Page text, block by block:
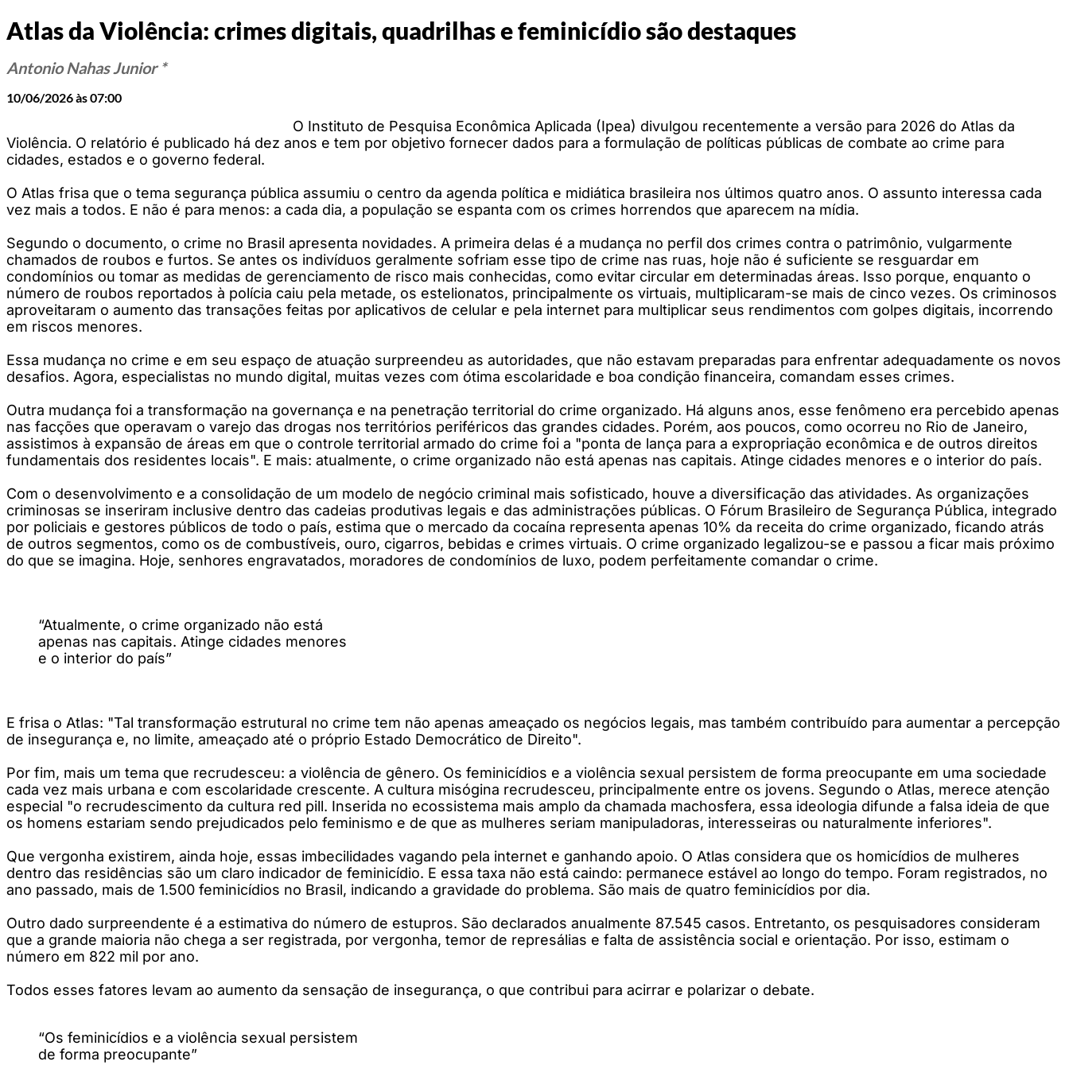
Atlas da Violência: crimes digitais, quadrilhas e feminicídio são destaques
Antonio Nahas Junior *
10/06/2026 às 07:00
O Instituto de Pesquisa Econômica Aplicada (Ipea) divulgou recentemente a versão para 2026 do Atlas da
Violência. O relatório é publicado há dez anos e tem por objetivo fornecer dados para a formulação de políticas públicas de combate ao crime para
cidades, estados e o governo federal.
O Atlas frisa que o tema segurança pública assumiu o centro da agenda política e midiática brasileira nos últimos quatro anos. O assunto interessa cada
vez mais a todos. E não é para menos: a cada dia, a população se espanta com os crimes horrendos que aparecem na mídia.
Segundo o documento, o crime no Brasil apresenta novidades. A primeira delas é a mudança no perfil dos crimes contra o patrimônio, vulgarmente
chamados de roubos e furtos. Se antes os indivíduos geralmente sofriam esse tipo de crime nas ruas, hoje não é suficiente se resguardar em
condomínios ou tomar as medidas de gerenciamento de risco mais conhecidas, como evitar circular em determinadas áreas. Isso porque, enquanto o
número de roubos reportados à polícia caiu pela metade, os estelionatos, principalmente os virtuais, multiplicaram-se mais de cinco vezes. Os criminosos
aproveitaram o aumento das transações feitas por aplicativos de celular e pela internet para multiplicar seus rendimentos com golpes digitais, incorrendo
em riscos menores.
Essa mudança no crime e em seu espaço de atuação surpreendeu as autoridades, que não estavam preparadas para enfrentar adequadamente os novos
desafios. Agora, especialistas no mundo digital, muitas vezes com ótima escolaridade e boa condição financeira, comandam esses crimes.
Outra mudança foi a transformação na governança e na penetração territorial do crime organizado. Há alguns anos, esse fenômeno era percebido apenas
nas facções que operavam o varejo das drogas nos territórios periféricos das grandes cidades. Porém, aos poucos, como ocorreu no Rio de Janeiro,
assistimos à expansão de áreas em que o controle territorial armado do crime foi a "ponta de lança para a expropriação econômica e de outros direitos
fundamentais dos residentes locais". E mais: atualmente, o crime organizado não está apenas nas capitais. Atinge cidades menores e o interior do país.
Com o desenvolvimento e a consolidação de um modelo de negócio criminal mais sofisticado, houve a diversificação das atividades. As organizações
criminosas se inseriram inclusive dentro das cadeias produtivas legais e das administrações públicas. O Fórum Brasileiro de Segurança Pública, integrado
por policiais e gestores públicos de todo o país, estima que o mercado da cocaína representa apenas 10% da receita do crime organizado, ficando atrás
de outros segmentos, como os de combustíveis, ouro, cigarros, bebidas e crimes virtuais. O crime organizado legalizou-se e passou a ficar mais próximo
do que se imagina. Hoje, senhores engravatados, moradores de condomínios de luxo, podem perfeitamente comandar o crime.
“Atualmente, o crime organizado não está
apenas nas capitais. Atinge cidades menores
e o interior do país”
E frisa o Atlas: "Tal transformação estrutural no crime tem não apenas ameaçado os negócios legais, mas também contribuído para aumentar a percepção
de insegurança e, no limite, ameaçado até o próprio Estado Democrático de Direito".
Por fim, mais um tema que recrudesceu: a violência de gênero. Os feminicídios e a violência sexual persistem de forma preocupante em uma sociedade
cada vez mais urbana e com escolaridade crescente. A cultura misógina recrudesceu, principalmente entre os jovens. Segundo o Atlas, merece atenção
especial "o recrudescimento da cultura red pill. Inserida no ecossistema mais amplo da chamada machosfera, essa ideologia difunde a falsa ideia de que
os homens estariam sendo prejudicados pelo feminismo e de que as mulheres seriam manipuladoras, interesseiras ou naturalmente inferiores".
Que vergonha existirem, ainda hoje, essas imbecilidades vagando pela internet e ganhando apoio. O Atlas considera que os homicídios de mulheres
dentro das residências são um claro indicador de feminicídio. E essa taxa não está caindo: permanece estável ao longo do tempo. Foram registrados, no
ano passado, mais de 1.500 feminicídios no Brasil, indicando a gravidade do problema. São mais de quatro feminicídios por dia.
Outro dado surpreendente é a estimativa do número de estupros. São declarados anualmente 87.545 casos. Entretanto, os pesquisadores consideram
que a grande maioria não chega a ser registrada, por vergonha, temor de represálias e falta de assistência social e orientação. Por isso, estimam o
número em 822 mil por ano.
Todos esses fatores levam ao aumento da sensação de insegurança, o que contribui para acirrar e polarizar o debate.
“Os feminicídios e a violência sexual persistem
de forma preocupante”